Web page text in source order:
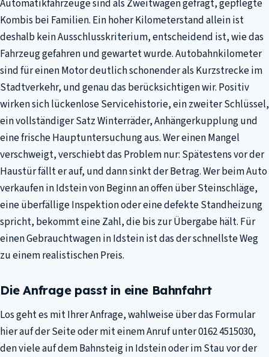
Automatikfahrzeuge sind als Zweitwagen gefragt, gepflegte
Kombis bei Familien. Ein hoher Kilometerstand allein ist
deshalb kein Ausschlusskriterium, entscheidend ist, wie das
Fahrzeug gefahren und gewartet wurde. Autobahnkilometer
sind für einen Motor deutlich schonender als Kurzstrecke im
Stadtverkehr, und genau das berücksichtigen wir. Positiv
wirken sich lückenlose Servicehistorie, ein zweiter Schlüssel,
ein vollständiger Satz Winterräder, Anhängerkupplung und
eine frische Hauptuntersuchung aus. Wer einen Mangel
verschweigt, verschiebt das Problem nur: Spätestens vor der
Haustür fällt er auf, und dann sinkt der Betrag. Wer beim Auto
verkaufen in Idstein von Beginn an offen über Steinschläge,
eine überfällige Inspektion oder eine defekte Standheizung
spricht, bekommt eine Zahl, die bis zur Übergabe hält. Für
einen Gebrauchtwagen in Idstein ist das der schnellste Weg
zu einem realistischen Preis.
Die Anfrage passt in eine Bahnfahrt
Los geht es mit Ihrer Anfrage, wahlweise über das Formular
hier auf der Seite oder mit einem Anruf unter 0162 4515030,
den viele auf dem Bahnsteig in Idstein oder im Stau vor der